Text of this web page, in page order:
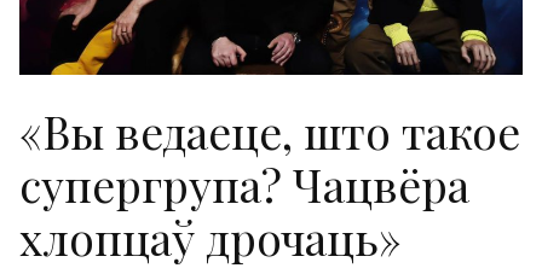
«Вы ведаеце, што такое
супергрупа? Чацвёра
хлопцаў дрочаць»